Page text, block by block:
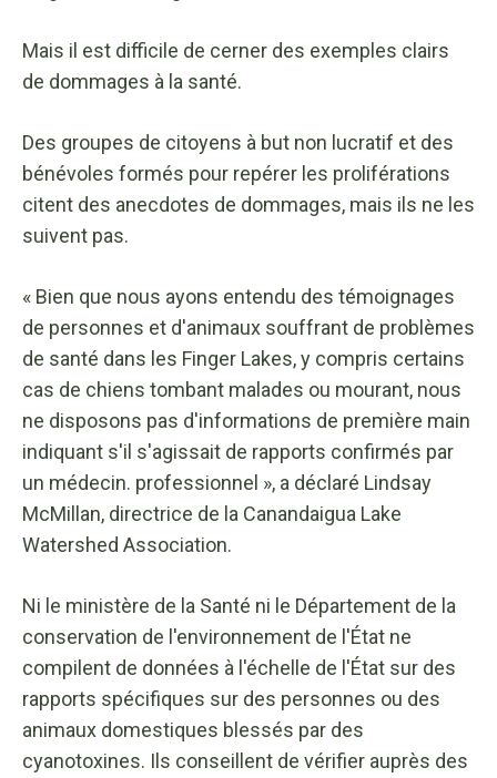
Mais il est difficile de cerner des exemples clairs
de dommages à la santé.
Des groupes de citoyens à but non lucratif et des
bénévoles formés pour repérer les proliférations
citent des anecdotes de dommages, mais ils ne les
suivent pas.
« Bien que nous ayons entendu des témoignages
de personnes et d'animaux souffrant de problèmes
de santé dans les Finger Lakes, y compris certains
cas de chiens tombant malades ou mourant, nous
ne disposons pas d'informations de première main
indiquant s'il s'agissait de rapports confirmés par
un médecin. professionnel », a déclaré Lindsay
McMillan, directrice de la Canandaigua Lake
Watershed Association.
Ni le ministère de la Santé ni le Département de la
conservation de l'environnement de l'État ne
compilent de données à l'échelle de l'État sur des
rapports spécifiques sur des personnes ou des
animaux domestiques blessés par des
cyanotoxines. Ils conseillent de vérifier auprès des